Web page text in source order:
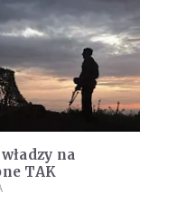
na
TAK